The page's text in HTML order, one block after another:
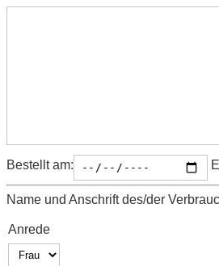
Bestellt am:
Name und Anschrift des/der
Anrede